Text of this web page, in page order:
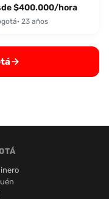
$400.000/hora
· 23 años